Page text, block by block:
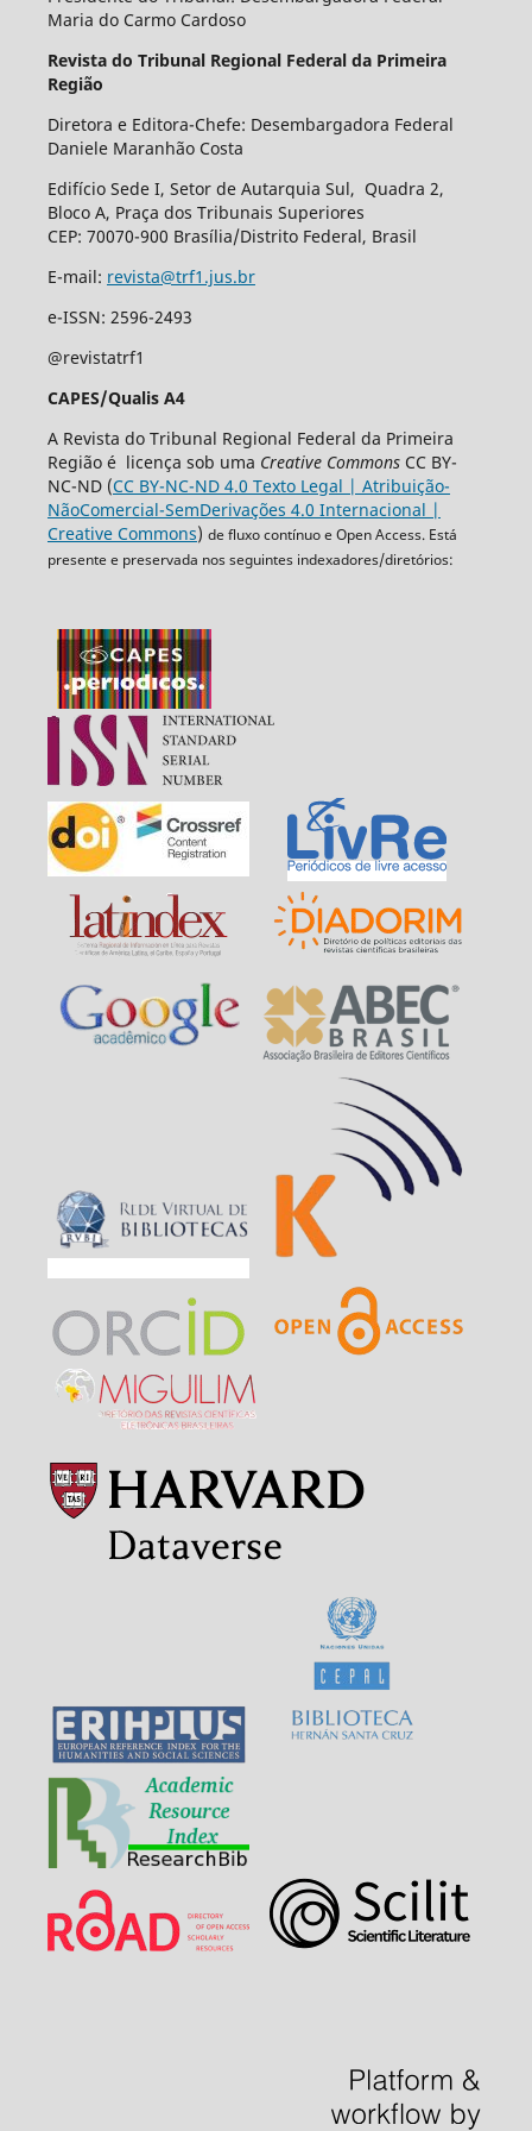
Maria do Carmo Cardoso
Revista do Tribunal Regional Federal da Primeira
Região
Diretora e Editora-Chefe: Desembargadora Federal
Daniele Maranhão Costa
Edifício Sede I, Setor de Autarquia Sul, Quadra 2,
Bloco A, Praça dos Tribunais Superiores
CEP: 70070-900 Brasília/Distrito Federal, Brasil
E-mail: revista@trf1.jus.br
e-ISSN: 2596-2493
@revistatrf1
CAPES/Qualis A4
A Revista do Tribunal Regional Federal da Primeira
Região é licença sob uma Creative CommonsCC BY-
NC-ND (CC BY-NC-ND 4.0 Texto Legal | Atribuição-
NãoComercial-SemDerivações 4.0 Internacional |
Creative Commons) de fluxo contínuo e Open Access. Está
presente e preservada nos seguintes indexadores/diretórios: